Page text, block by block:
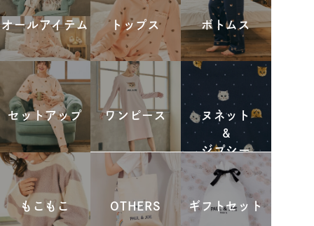
オールアイテム トップス ボトムス
セットアップ ワンピース
ヌネット
&
ジプシー
もこもこ OTHERS ギフトセット